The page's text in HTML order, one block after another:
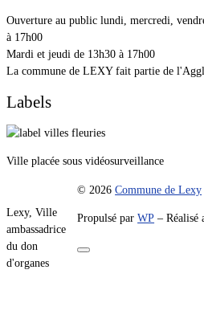
Ouverture au public lundi, mercredi,
à 17h00
Mardi et jeudi de 13h30 à 17h00
La commune de LEXY fait partie de
Labels
Ville placée sous vidéosurveillance
Lexy, Ville
ambassadrice
du don
d'organes
© 2026Commune de Lexy
Propulsé parWP – Réalisé